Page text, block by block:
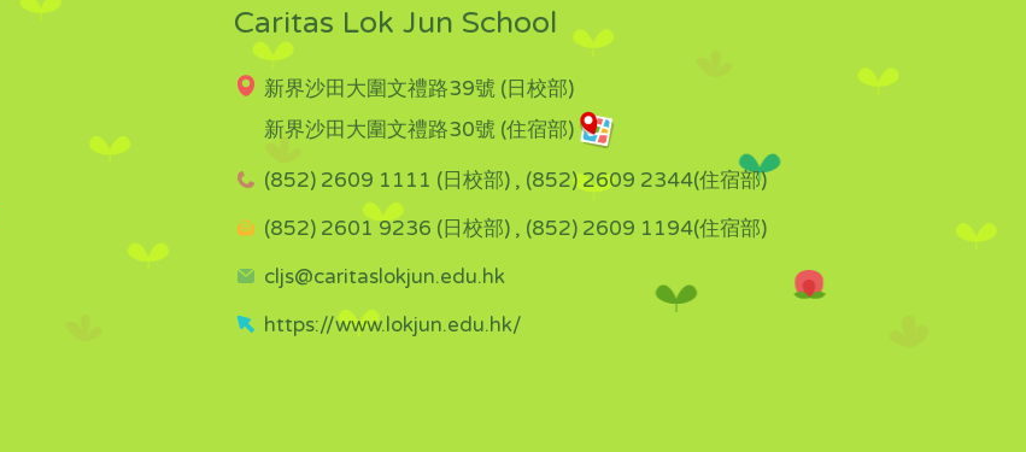
Caritas Lok Jun School
新界沙田大圍文禮路39號 (日校部)
新界沙田大圍文禮路30號 (住宿部)
(852) 2609 1111 (日校部) , (852) 2609 2344(住宿部)
(852) 2601 9236 (日校部) , (852) 2609 1194(住宿部)
cljs@caritaslokjun.edu.hk
https://www.lokjun.edu.hk/